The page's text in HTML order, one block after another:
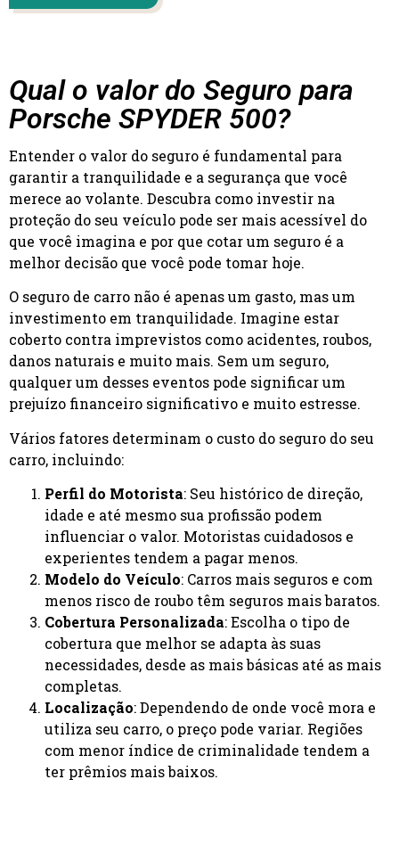
Qual o valor do Seguro para
Porsche SPYDER 500?
Entender o valor do seguro é fundamental para
garantir a tranquilidade e a segurança que você
merece ao volante. Descubra como investir na
proteção do seu veículo pode ser mais acessível do
que você imagina e por que cotar um seguro é a
melhor decisão que você pode tomar hoje.
O seguro de carro não é apenas um gasto, mas um
investimento em tranquilidade. Imagine estar
coberto contra imprevistos como acidentes, roubos,
danos naturais e muito mais. Sem um seguro,
qualquer um desses eventos pode significar um
prejuízo financeiro significativo e muito estresse.
Vários fatores determinam o custo do seguro do seu
carro, incluindo:
Perfil do Motorista: Seu histórico de direção,
idade e até mesmo sua profissão podem
influenciar o valor. Motoristas cuidadosos e
experientes tendem a pagar menos.
Modelo do Veículo: Carros mais seguros e com
menos risco de roubo têm seguros mais baratos.
Cobertura Personalizada: Escolha o tipo de
cobertura que melhor se adapta às suas
necessidades, desde as mais básicas até as mais
completas.
Localização: Dependendo de onde você mora e
utiliza seu carro, o preço pode variar. Regiões
com menor índice de criminalidade tendem a
ter prêmios mais baixos.